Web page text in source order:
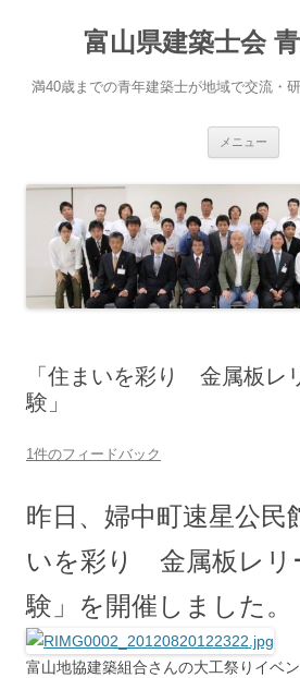
へ
ス
富山県建築士会
満40歳までの青年建築士が地域で交流・
メニュー
「住まいを彩り 金属板レ
験」
1件のフィードバック
昨日、婦中町速星公民
いを彩り 金属板レリ
験」を開催しました。
富山地協建築組合さんの大工祭りイベ